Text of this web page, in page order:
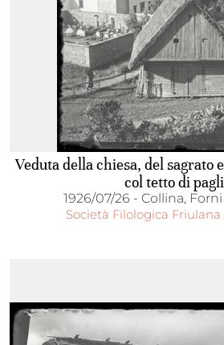
Veduta della chiesa, del sagrato
col tetto di
1926/07/26 - Collina,
Società Filologica Friulana